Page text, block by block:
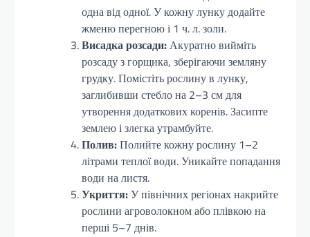
одна від одної. У кожну лунку додайте
жменю перегною і 1 ч. л. золи.
Висадка розсади:Акуратно вийміть
розсаду з горщика, зберігаючи земляну
грудку. Помістіть рослину в лунку,
заглибивши стебло на 2–3 см для
утворення додаткових коренів. Засипте
землею і злегка утрамбуйте.
Полив:Полийте кожну рослину 1–2
літрами теплої води. Уникайте попадання
води на листя.
Укриття:У північних регіонах накрийте
рослини агроволокном або плівкою на
перші 5–7 днів.